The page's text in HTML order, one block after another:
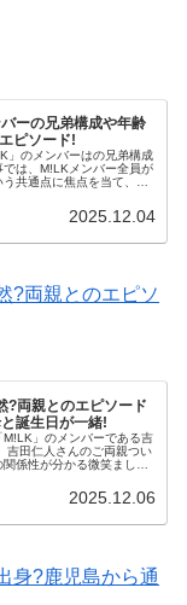
ーの兄弟構成や年齢
ピソード!
」のメンバーはの兄弟構成
は、M!LKメンバー全員が
共通点に焦点を当て、
2025.12.04
?両親とのエピソ
?両親とのエピソード
誕生日が一緒!
M!LK」のメンバーである吉
吉田仁人さんのご両親つい
係性が分かる微笑ましい
2025.12.06
身?鹿児島から通